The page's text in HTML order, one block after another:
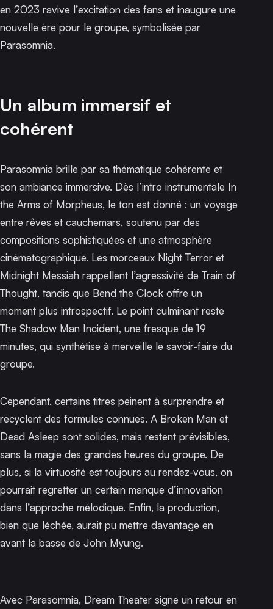
en 2023 ravive l’excitation des fans et inaugure une
nouvelle ère pour le groupe, symbolisée par
Parasomnia.
Un album immersif et
cohérent
Parasomnia brille par sa thématique cohérente et
son ambiance immersive. Dès l’intro instrumentale In
the Arms of Morpheus, le ton est donné : un voyage
entre rêves et cauchemars, soutenu par des
compositions sophistiquées et une atmosphère
cinématographique. Les morceaux Night Terror et
Midnight Messiah rappellent l’agressivité de Train of
Thought, tandis que Bend the Clock offre un
moment plus introspectif. Le point culminant reste
The Shadow Man Incident, une fresque de 19
minutes, qui synthétise à merveille le savoir-faire du
groupe.
Cependant, certains titres peinent à surprendre et
recyclent des formules connues. A Broken Man et
Dead Asleep sont solides, mais restent prévisibles,
sans la magie des grandes heures du groupe. De
plus, si la virtuosité est toujours au rendez-vous, on
pourrait regretter un certain manque d’innovation
dans l’approche mélodique. Enfin, la production,
bien que léchée, aurait pu mettre davantage en
avant la basse de John Myung.
Avec Parasomnia, Dream Theater signe un retour en